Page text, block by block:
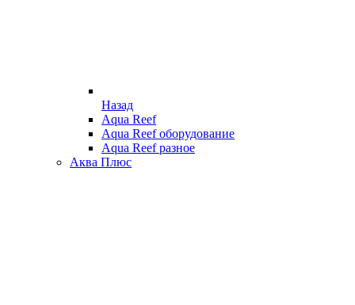
Назад
Aqua Reef
Aqua Reef оборудование
Aqua Reef разное
Аква Плюс